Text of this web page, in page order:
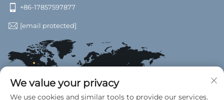
+86-17857597877
[email protected]
We value your privacy
We use cookies and similar tools to provide our services.